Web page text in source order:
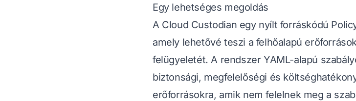
Egy lehetséges megoldás
A Cloud Custodian egy nyílt forráskódú
amely lehetővé teszi a felhőalapú
felügyeletét. A rendszer YAML-alapú
biztonsági, megfelelőségi és
erőforrásokra, amik nem felelnek meg a